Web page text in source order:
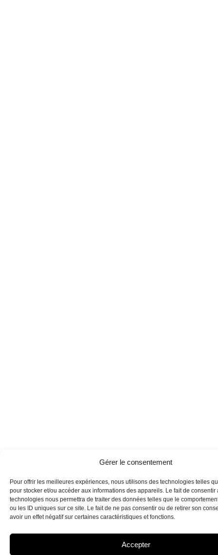
Gérer le consentement
Pour offrir les meilleures expériences, nous utilisons des technologies telles
pour stocker et/ou accéder aux informations des appareils. Le fait de consentir
technologies nous permettra de traiter des données telles que le
ou les ID uniques sur ce site. Le fait de ne pas consentir ou de retirer son
avoir un effet négatif sur certaines caractéristiques et fonctions.
Accepter